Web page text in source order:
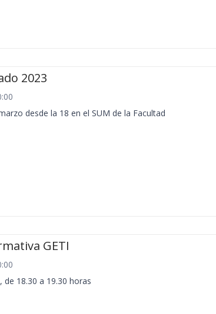
2023
desde la 18 en el SUM de la Facultad
GETI
de 18.30 a 19.30 horas